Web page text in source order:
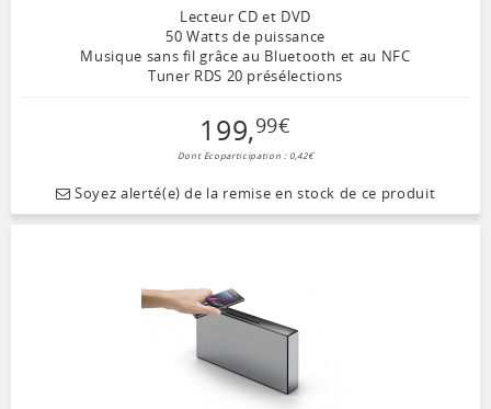
Lecteur CD et DVD
50 Watts de puissance
Musique sans fil grâce au Bluetooth et au NFC
Tuner RDS 20 présélections
199,99€
Dont Ecoparticipation : 0,42€
Soyez alerté(e) de la remise en stock de ce produit